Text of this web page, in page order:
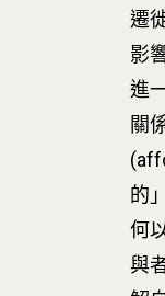
遷
影
進
關
的
何
與